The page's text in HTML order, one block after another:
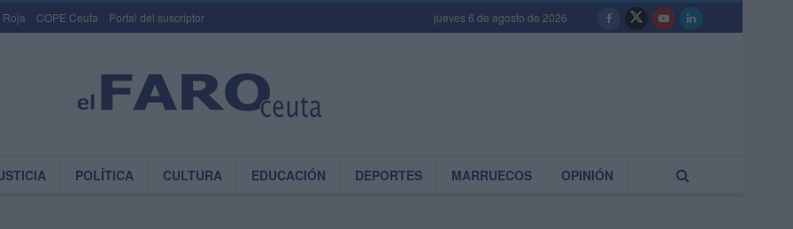
Roja COPE Ceuta Portal del suscriptor jueves 6 de agosto de 2026
POLÍTICA CULTURA EDUCACIÓN DEPORTES MARRUECOS OPINIÓN